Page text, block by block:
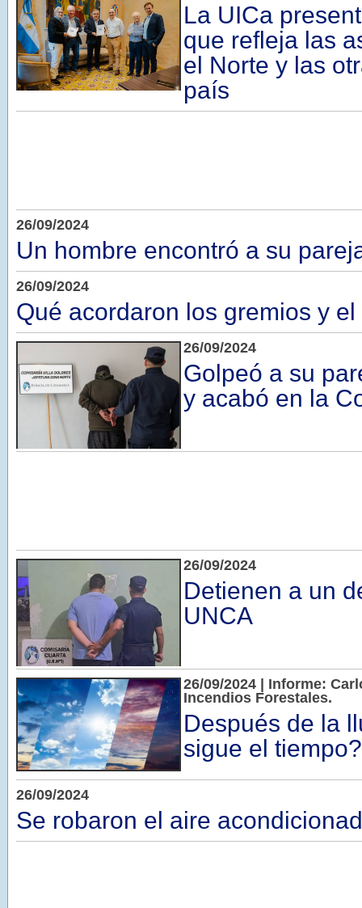
La UICa
que refleja las
el Norte y las
país
26/09/2024
Un hombre encontró a su
26/09/2024
Qué acordaron los gremios y
26/09/2024
Golpeó a su
y acabó en la
26/09/2024
Detienen a un
UNCA
26/09/2024 | Informe:
Incendios Forestales.
Después de la
sigue el tiempo?
26/09/2024
Se robaron el aire